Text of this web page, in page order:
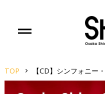
TOP 【CD】シンフォニー